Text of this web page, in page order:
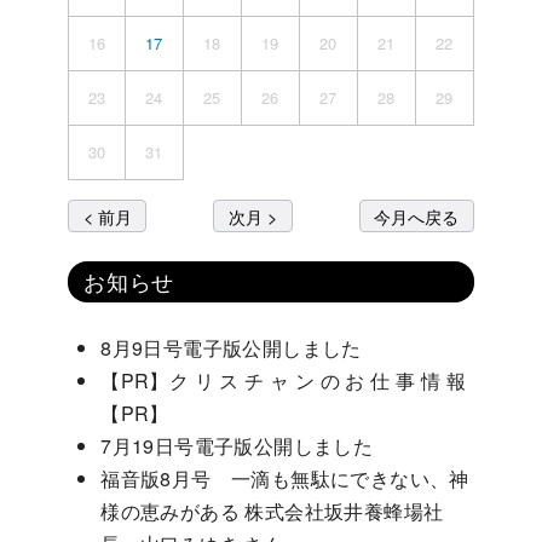
16 17 18 19 20 21 22
23 24 25 26 27 28 29
30 31
< 前月 次月 > 今月へ戻る
お知らせ
8月9日号電子版公開しました
【PR】ク リ ス チ ャ ン の お 仕 事 情 報
【PR】
7月19日号電子版公開しました
福音版8月号 一滴も無駄にできない、神
様の恵みがある 株式会社坂井養蜂場社